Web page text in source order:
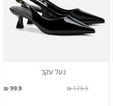
נעל עקב
99.9 ₪ 179.9 ₪